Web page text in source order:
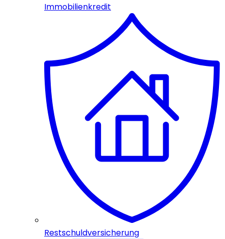
Immobilienkredit
Restschuldversicherung